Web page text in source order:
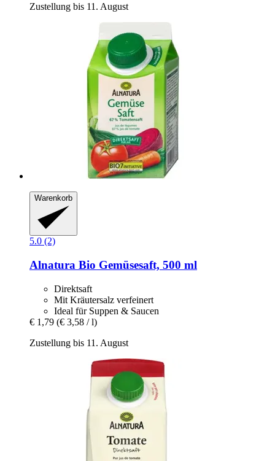
Zustellung bis 11. August
Warenkorb
5.0 (2)
Alnatura Bio Gemüsesaft, 500 ml
Direktsaft
Mit Kräutersalz verfeinert
Ideal für Suppen & Saucen
€ 1,79 (€ 3,58 / l)
Zustellung bis 11. August